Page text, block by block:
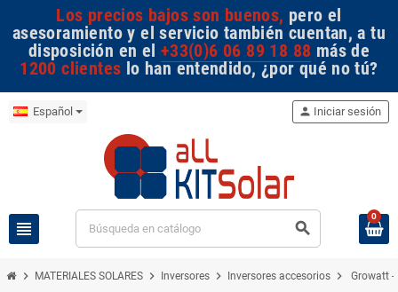
Los precios bajos son buenos, pero el
asesoramiento y el servicio también cuentan, a tu
disposición en el +33(0)6 06 89 18 88 más de
1200 clientes lo han entendido, ¿por qué no tú?
Español
view_headline search
person Iniciar sesión
0
chevron_right MATERIALES SOLARES chevron_right Inversores chevron_right Inversores accesorios chevron_right Growatt -